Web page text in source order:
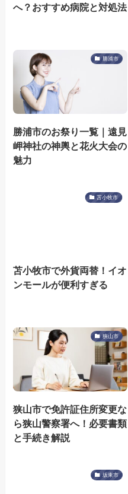
へ？おすすめ病院と対処法
勝浦市
勝浦市のお祭り一覧｜遠見
岬神社の神輿と花火大会の
魅力
苫小牧市
苫小牧市で外貨両替！イオ
ンモールが便利すぎる
狭山市
狭山市で免許証住所変更な
ら狭山警察署へ！必要書類
と手続き解説
坂東市